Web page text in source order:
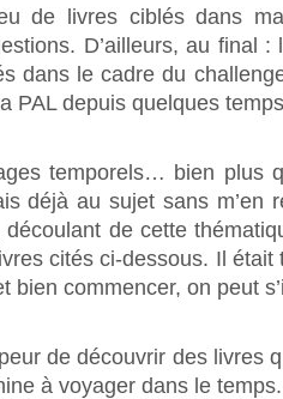
de livres ciblés dans
D’ailleurs, au final :
dans le cadre du
PAL depuis quelques
temporels… bien plus
déjà au sujet sans m’en
de cette
cités ci-dessous. Il
bien commencer, on peut
de découvrir des livres
à voyager dans le